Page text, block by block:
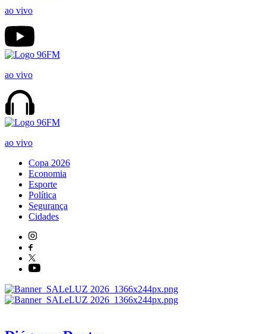
ao vivo
ao vivo
ao vivo
Copa 2026
Economia
Esporte
Política
Segurança
Cidades